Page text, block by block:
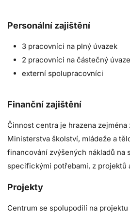
Personální zajištění
3 pracovníci na plný úvazek
2 pracovníci na částečný
externí spolupracovníci
Finanční zajištění
Činnost centra je hrazena zejména
Ministerstva školství, mládeže a
financování zvýšených nákladů na
specifickými potřebami, z projektů
Projekty
Centrum se spolupodílí na projektu